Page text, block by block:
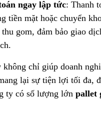
ngay lập tức: Thanh
tiền mặt hoặc chuyển
thu gom, đảm bảo giao
không chỉ giúp doanh
lại sự tiện lợi tối đa,
ty có số lượng lớn pallet